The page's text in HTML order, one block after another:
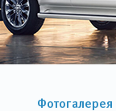
Фотогалерея